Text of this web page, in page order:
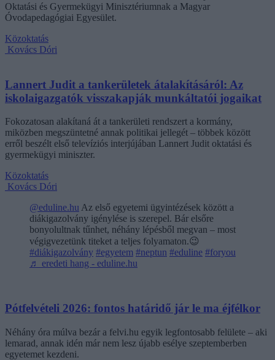
Oktatási és Gyermekügyi Minisztériumnak a Magyar
Óvodapedagógiai Egyesület.
Közoktatás
Kovács Dóri
Lannert Judit a tankerületek átalakításáról: Az
iskolaigazgatók visszakapják munkáltatói jogaikat
Fokozatosan alakítaná át a tankerületi rendszert a kormány,
miközben megszüntetné annak politikai jellegét – többek között
erről beszélt első televíziós interjújában Lannert Judit oktatási és
gyermekügyi miniszter.
Közoktatás
Kovács Dóri
@eduline.hu Az első egyetemi ügyintézések között a
diákigazolvány igénylése is szerepel. Bár elsőre
bonyolultnak tűnhet, néhány lépésből megvan – most
végigvezetünk titeket a teljes folyamaton.😉
#diákigazolvány #egyetem #neptun #eduline #foryou
♬ eredeti hang - eduline.hu
Pótfelvételi 2026: fontos határidő jár le ma éjfélkor
Néhány óra múlva bezár a felvi.hu egyik legfontosabb felülete – aki
lemarad, annak idén már nem lesz újabb esélye szeptemberben
egyetemet kezdeni.